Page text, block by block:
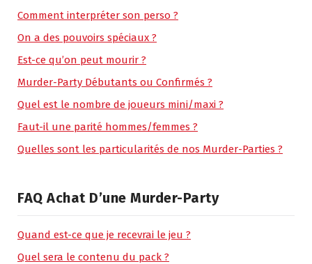
Comment interpréter son perso ?
On a des pouvoirs spéciaux ?
Est-ce qu’on peut mourir ?
Murder-Party Débutants ou Confirmés ?
Quel est le nombre de joueurs mini/maxi ?
Faut-il une parité hommes/femmes ?
Quelles sont les particularités de nos Murder-Parties ?
FAQ Achat D’une Murder-Party
Quand est-ce que je recevrai le jeu ?
Quel sera le contenu du pack ?